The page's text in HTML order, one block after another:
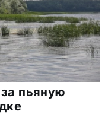
пьяную